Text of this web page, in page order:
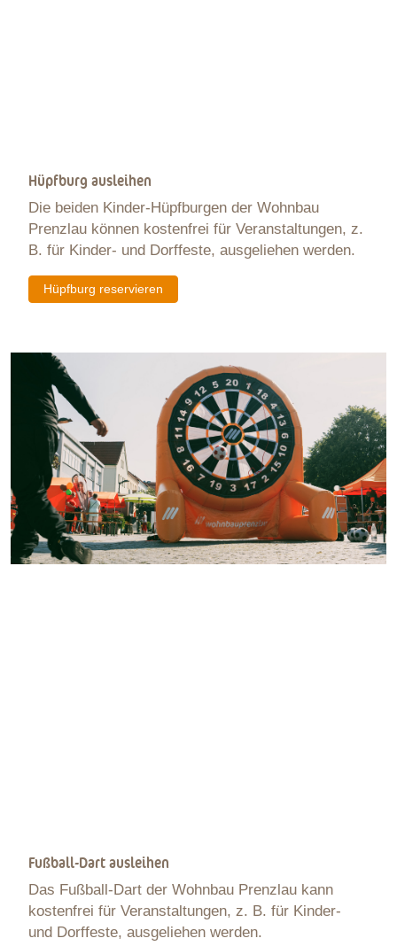
Hüpfburg ausleihen
Die beiden Kinder-Hüpfburgen der Wohnbau
Prenzlau können kostenfrei für Veranstaltungen, z.
B. für Kinder- und Dorffeste, ausgeliehen werden.
Hüpfburg reservieren
Fußball-Dart ausleihen
Das Fußball-Dart der Wohnbau Prenzlau kann
kostenfrei für Veranstaltungen, z. B. für Kinder-
und Dorffeste, ausgeliehen werden.